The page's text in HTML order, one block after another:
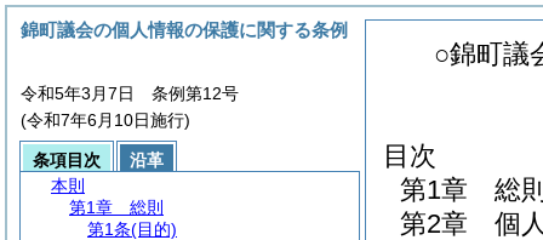
○錦町議
目次
第1章
総
第2章
個
錦町議会の個人情報の保護に関する条例
令和5年3月7日 条例第12号
(令和7年6月10日施行)
条項目次
沿革
本則
第1章
総則
第1条(目的)